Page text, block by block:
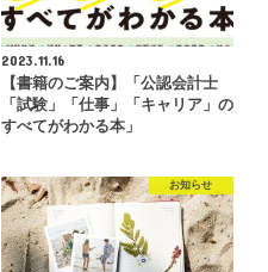
2023.11.16
【書籍のご案内】「公認会計士
「試験」「仕事」「キャリア」の
すべてがわかる本」
お知らせ